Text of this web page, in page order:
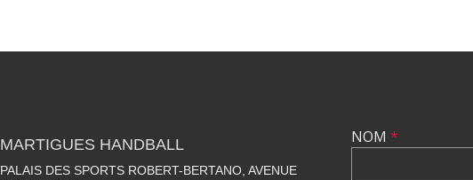
MARTIGUES HANDBALL
PALAIS DES SPORTS ROBERT-BERTANO, AVENUE
NOM *